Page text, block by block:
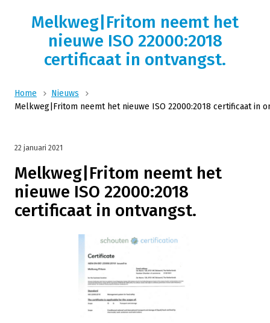
Melkweg|Fritom neemt het
nieuwe ISO 22000:2018
certificaat in ontvangst.
Home
Nieuws
Melkweg|Fritom neemt het nieuwe ISO 22000:2018 certificaat in
Melkweg|Fritom neemt het
nieuwe ISO 22000:2018
certificaat in ontvangst.
22 januari 2021